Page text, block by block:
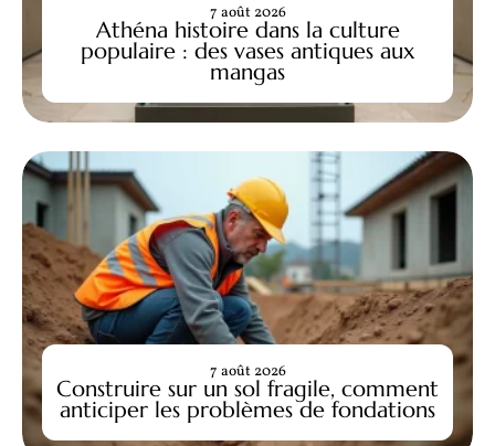
Athéna histoire dans la culture
populaire : des vases antiques aux
mangas
7 août 2026
Construire sur un sol fragile, comment
anticiper les problèmes de fondations
7 août 2026